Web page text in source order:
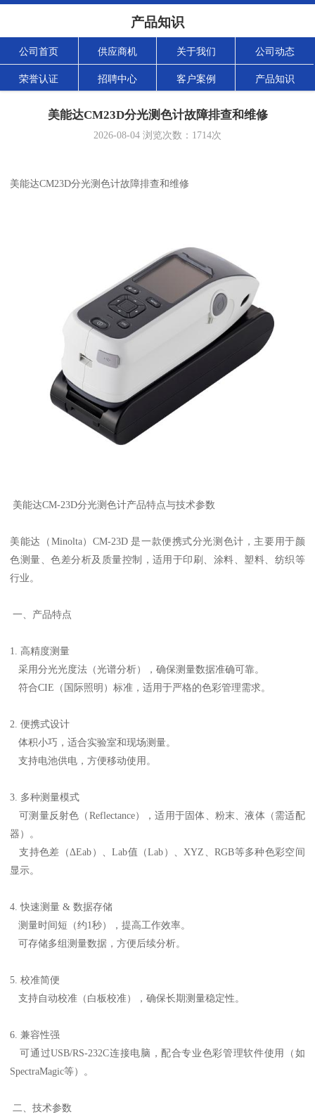
产品知识
公司首页 供应商机 关于我们 公司动态
荣誉认证 招聘中心 客户案例 产品知识
美能达CM23D分光测色计故障排查和维修
2026-08-04 浏览次数： 1714次
美能达CM23D分光测色计故障排查和维修
美能达CM-23D分光测色计产品特点与技术参数
美能达（Minolta）CM-23D 是一款便携式分光测色计，主要用于颜
色测量、色差分析及质量控制，适用于印刷、涂料、塑料、纺织等
行业。
一、产品特点
1. 高精度测量
采用分光光度法（光谱分析），确保测量数据准确可靠。
符合CIE（国际照明）标准，适用于严格的色彩管理需求。
2. 便携式设计
体积小巧，适合实验室和现场测量。
支持电池供电，方便移动使用。
3. 多种测量模式
可测量反射色（Reflectance），适用于固体、粉末、液体（需适配
器）。
支持色差（ΔEab）、Lab值（Lab）、XYZ、RGB等多种色彩空间
显示。
4. 快速测量 & 数据存储
测量时间短（约1秒），提高工作效率。
可存储多组测量数据，方便后续分析。
5. 校准简便
支持自动校准（白板校准），确保长期测量稳定性。
6. 兼容性强
可通过USB/RS-232C连接电脑，配合专业色彩管理软件使用（如
SpectraMagic等）。
二、技术参数